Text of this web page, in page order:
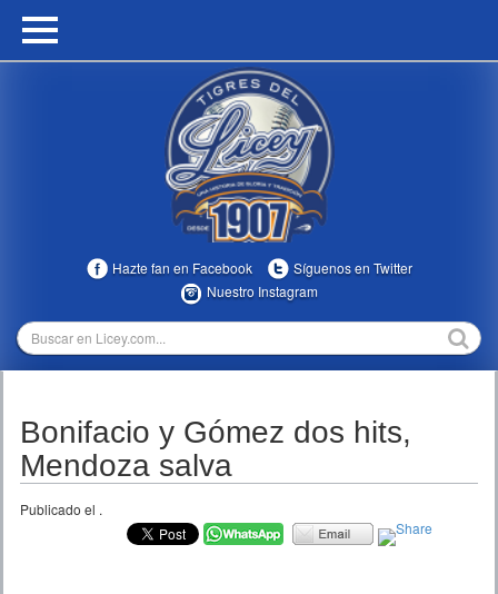
HOME
MULTIMEDIA
TEMPORADAS
Hazte fan en Facebook
Síguenos en Twitter
Nuestro Instagram
Bonifacio y Gómez dos hits,
Mendoza salva
Publicado el .